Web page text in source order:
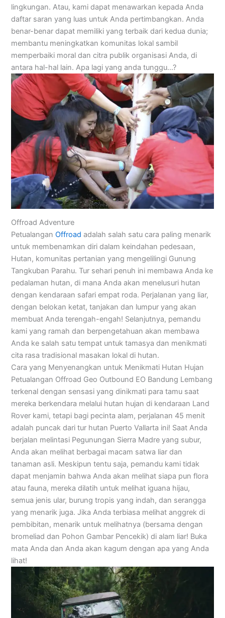
lingkungan. Atau, kami dapat menawarkan kepada Anda
daftar saran yang luas untuk Anda pertimbangkan. Anda
benar-benar dapat memiliki yang terbaik dari kedua dunia;
membantu meningkatkan komunitas lokal sambil
memperbaiki moral dan citra publik organisasi Anda, di
antara hal-hal lain. Apa lagi yang anda tunggu…?
Offroad Adventure
PetualanganOffroad adalah salah satu cara paling menarik
untuk membenamkan diri dalam keindahan pedesaan,
Hutan, komunitas pertanian yang mengelilingi Gunung
Tangkuban Parahu. Tur sehari penuh ini membawa Anda ke
pedalaman hutan, di mana Anda akan menelusuri hutan
dengan kendaraan safari empat roda. Perjalanan yang liar,
dengan belokan ketat, tanjakan dan lumpur yang akan
membuat Anda terengah-engah! Selanjutnya, pemandu
kami yang ramah dan berpengetahuan akan membawa
Anda ke salah satu tempat untuk tamasya dan menikmati
cita rasa tradisional masakan lokal di hutan.
Cara yang Menyenangkan untuk Menikmati Hutan Hujan
Petualangan Offroad Geo Outbound EO Bandung Lembang
terkenal dengan sensasi yang dinikmati para tamu saat
mereka berkendara melalui hutan hujan di kendaraan Land
Rover kami, tetapi bagi pecinta alam, perjalanan 45 menit
adalah puncak dari tur hutan Puerto Vallarta ini! Saat Anda
berjalan melintasi Pegunungan Sierra Madre yang subur,
Anda akan melihat berbagai macam satwa liar dan
tanaman asli. Meskipun tentu saja, pemandu kami tidak
dapat menjamin bahwa Anda akan melihat siapa pun flora
atau fauna, mereka dilatih untuk melihat iguana hijau,
semua jenis ular, burung tropis yang indah, dan serangga
yang menarik juga. Jika Anda terbiasa melihat anggrek di
pembibitan, menarik untuk melihatnya (bersama dengan
bromeliad dan Pohon Gambar Pencekik) di alam liar! Buka
mata Anda dan Anda akan kagum dengan apa yang Anda
lihat!